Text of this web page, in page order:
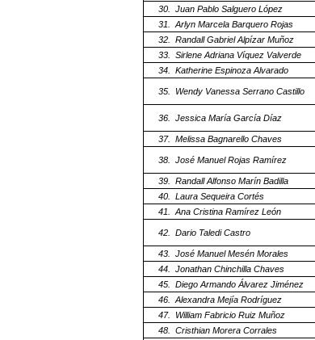
30. Juan Pablo Salguero López
31.
Arlyn Marcela Barquero Rojas
32.
Randall Gabriel Alpízar Muñoz
33.
Sirlene Adriana Víquez Valverde
34.
Katherine Espinoza Alvarado
35. Wendy Vanessa Serrano Castillo
36. Jessica María García Díaz
37. Melissa Bagnarello Chaves
38. José Manuel Rojas Ramírez
39.
Randall Alfonso Marín Badilla
40.
Laura Sequeira Cortés
41.
Ana Cristina Ramírez León
42. Dario Taledi Castro
43.
José Manuel Mesén Morales
44.
Jonathan Chinchilla Chaves
45.
Diego Armando Álvarez Jiménez
46.
Alexandra Mejía Rodríguez
47.
William Fabricio Ruiz Muñoz
48.
Cristhian Morera Corrales